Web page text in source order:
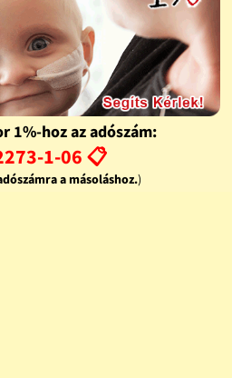
1%-hoz az adószám:
1-06 📋
a másoláshoz.)